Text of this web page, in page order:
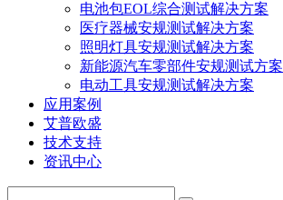
电池包EOL综合测试解决方案
医疗器械安规测试解决方案
照明灯具安规测试解决方案
新能源汽车零部件安规测试方案
电动工具安规测试解决方案
应用案例
艾普欧盛
技术支持
资讯中心